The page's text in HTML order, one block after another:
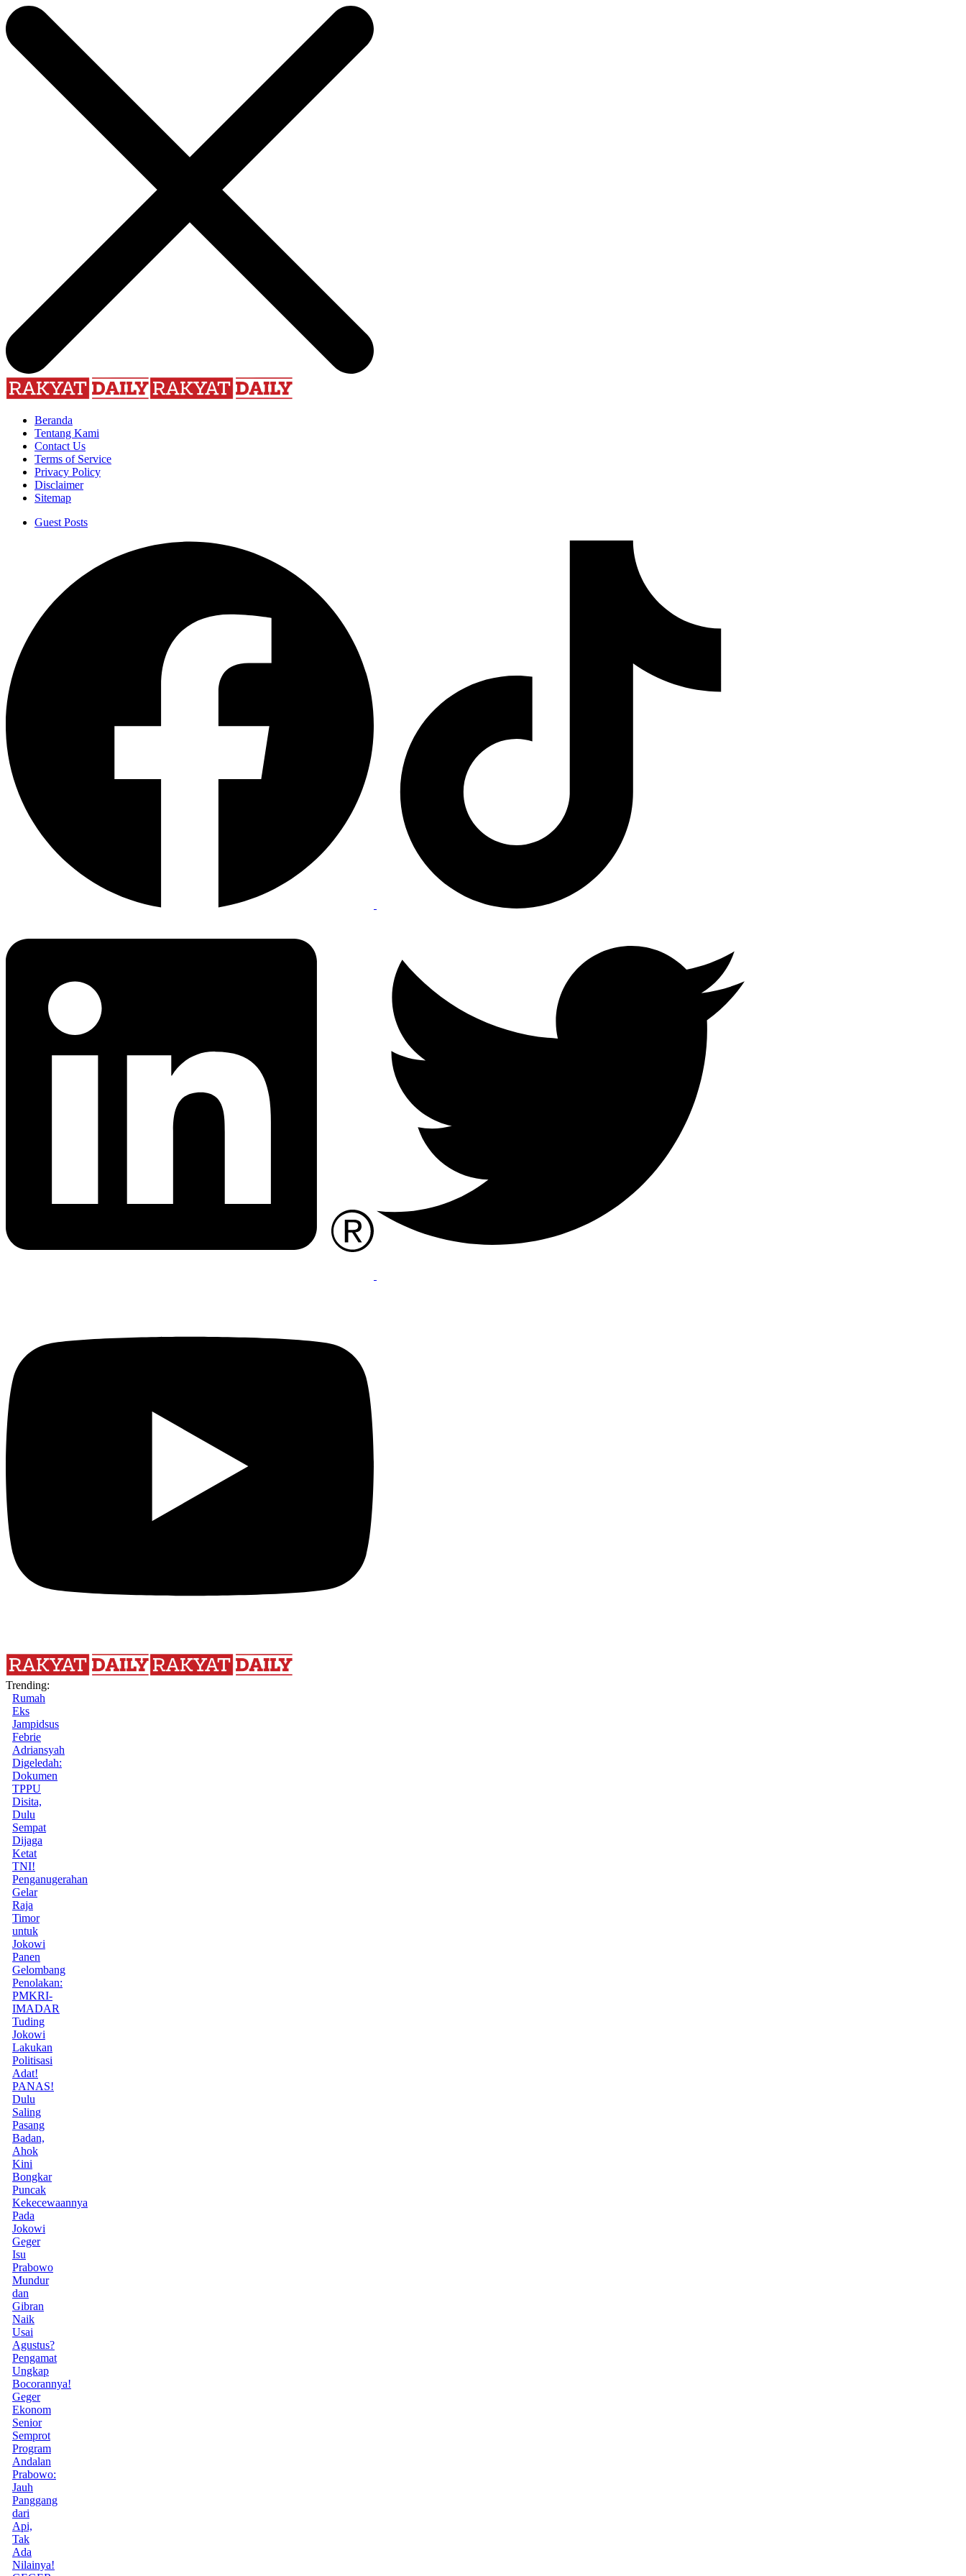
Beranda
Tentang Kami
Contact Us
Terms of Service
Privacy Policy
Disclaimer
Sitemap
Guest Posts
Trending:
Rumah
Eks
Jampidsus
Febrie
Adriansyah
Digeledah:
Dokumen
TPPU
Disita,
Dulu
Sempat
Dijaga
Ketat
TNI!
Penganugerahan
Gelar
Raja
Timor
untuk
Jokowi
Panen
Gelombang
Penolakan:
PMKRI-
IMADAR
Tuding
Jokowi
Lakukan
Politisasi
Adat!
PANAS!
Dulu
Saling
Pasang
Badan,
Ahok
Kini
Bongkar
Puncak
Kekecewaannya
Pada
Jokowi
Geger
Isu
Prabowo
Mundur
dan
Gibran
Naik
Usai
Agustus?
Pengamat
Ungkap
Bocorannya!
Geger
Ekonom
Senior
Semprot
Program
Andalan
Prabowo:
Jauh
Panggang
dari
Api,
Tak
Ada
Nilainya!